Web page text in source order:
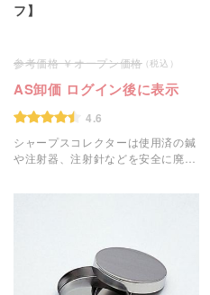
フ】
オープン価格
AS卸価 ログイン後に表示
4.6
シャープスコレクターは使用済の鍼
や注射器、注射針などを安全に廃棄